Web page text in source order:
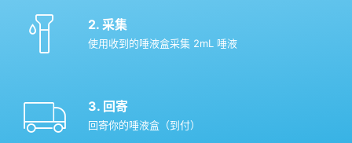
2. 采集
使用收到的唾液盒采集 2mL 唾液
3. 回寄
回寄你的唾液盒（到付）